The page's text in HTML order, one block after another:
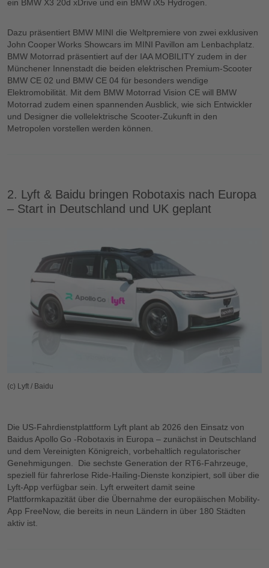
ein BMW X3 20d xDrive und ein BMW iX5 Hydrogen.
Dazu präsentiert BMW MINI die Weltpremiere von zwei exklusiven
John Cooper Works Showcars im MINI Pavillon am Lenbachplatz.
BMW Motorrad präsentiert auf der IAA MOBILITY zudem in der
Münchener Innenstadt die beiden elektrischen Premium-Scooter
BMW CE 02 und BMW CE 04 für besonders wendige
Elektromobilität. Mit dem BMW Motorrad Vision CE will BMW
Motorrad zudem einen spannenden Ausblick, wie sich Entwickler
und Designer die vollelektrische Scooter-Zukunft in den
Metropolen vorstellen werden können.
2. Lyft & Baidu bringen Robotaxis nach Europa
– Start in Deutschland und UK geplant
(c) Lyft / Baidu
Die US-Fahrdienstplattform Lyft plant ab 2026 den Einsatz von
Baidus Apollo Go -Robotaxis in Europa – zunächst in Deutschland
und dem Vereinigten Königreich, vorbehaltlich regulatorischer
Genehmigungen. Die sechste Generation der RT6‑Fahrzeuge,
speziell für fahrerlose Ride-Hailing-Dienste konzipiert, soll über die
Lyft-App verfügbar sein. Lyft erweitert damit seine
Plattformkapazität über die Übernahme der europäischen Mobility-
App FreeNow, die bereits in neun Ländern in über 180 Städten
aktiv ist.